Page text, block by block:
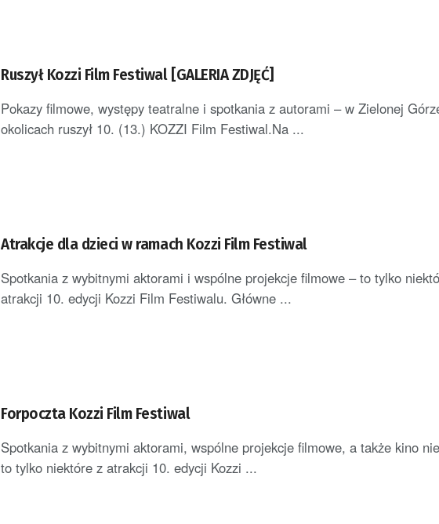
Ruszył Kozzi Film Festiwal [GALERIA ZDJĘĆ]
Pokazy filmowe, występy teatralne i spotkania z autorami – w Zielonej
okolicach ruszył 10. (13.) KOZZI Film Festiwal.Na ...
Atrakcje dla dzieci w ramach Kozzi Film Festiwal
Spotkania z wybitnymi aktorami i wspólne projekcje filmowe – to tylko
atrakcji 10. edycji Kozzi Film Festiwalu. Główne ...
Forpoczta Kozzi Film Festiwal
Spotkania z wybitnymi aktorami, wspólne projekcje filmowe, a także kino
to tylko niektóre z atrakcji 10. edycji Kozzi ...